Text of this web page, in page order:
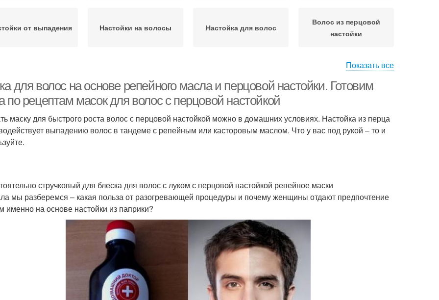
от выпадения Настойки на волосы Настойка для волос
Волос из перцовой
настойки
настойкой
для ускорения Настойка на перце Настойка из аптеки Настойки из горького
настойка
Маски с настойкой Перцовые маски
Настойка с бальзамом Крапивная настойка
Показать все
для волос на основе репейного масла и перцовой настойки. Готовим
по рецептам масок для волос с перцовой настойкой
маску для быстрого роста волос с перцовой настойкой можно в домашних условиях. Настойка из перца
выпадению волос в тандеме с репейным или касторовым маслом. Что у вас под рукой – то и
стручковый для блеска для волос с луком с перцовой настойкой репейное маски
мы разберемся – какая польза от разогревающей процедуры и почему женщины отдают предпочтение
именно на основе настойки из паприки?